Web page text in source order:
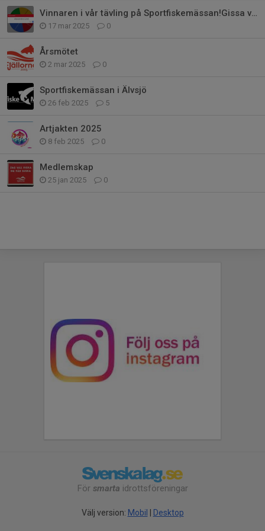
Vinnaren i vår tävling på Sportfiskemässan!Gissa vikten på
17 mar 2025 0
Årsmötet
2 mar 2025 0
Sportfiskemässan i Älvsjö
26 feb 2025 5
Artjakten 2025
8 feb 2025 0
Medlemskap
25 jan 2025 0
För smarta idrottsföreningar
Välj version: Mobil Desktop